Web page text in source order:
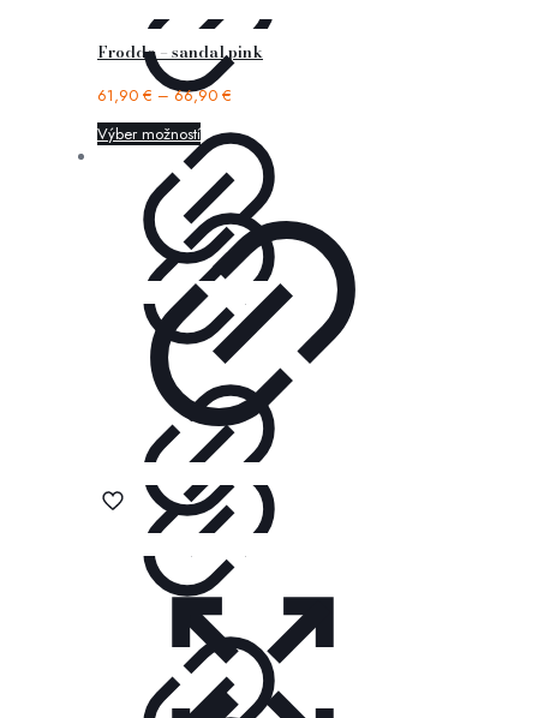
Froddo – sandal pink
61,90 € –66,90 €
Výber možností